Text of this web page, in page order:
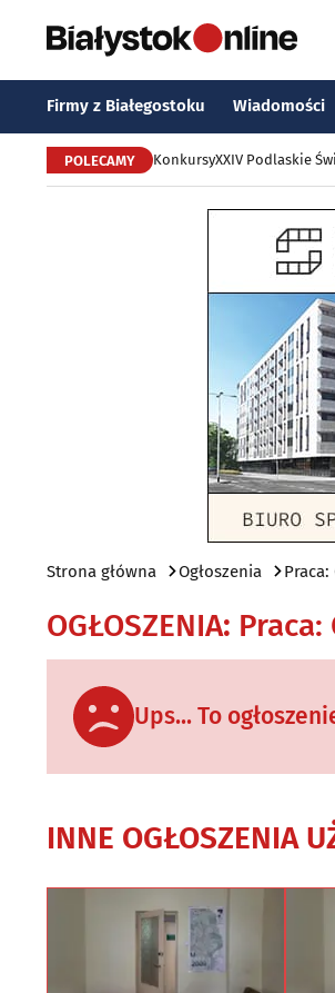
Firmy z Białegostoku Wiadomości
POLECAMY KonkursyXXIV Podlaskie
Strona główna Ogłoszenia
OGŁOSZENIA:
Ups... To
INNE OGŁOSZENIA